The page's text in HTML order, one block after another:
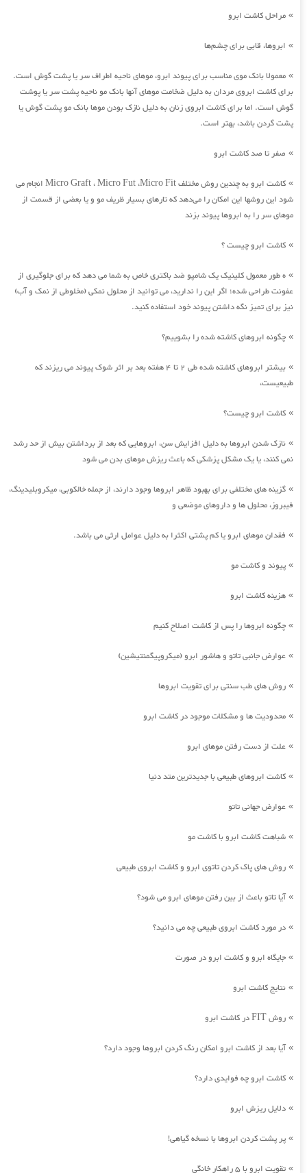
» مراحل کاشت ابرو
» ابروها، قابی برای چشم‌ها
» معمولا بانک موی مناسب برای پیوند ابرو، موهای ناحیه اطراف سر یا پشت گوش است.
برای کاشت ابروی مردان به دلیل ضخامت موهای آنها بانک مو ناحیه پشت سر یا پوشت
گوش است. اما برای کاشت ابروی زنان به دلیل نازک بودن موها بانک مو پشت گوش یا
پشت گردن باشد، بهتر است.
» صفر تا صد کاشت ابرو
»
کاشت ابرو به چندین روش مختلف Micro Graft ، Micro Fut ،Micro Fit انجام می
شود این روشها این امکان را می‌دهد که تارهای بسیار ظریف مو و یا بعضی از قسمت از
موهای سر را به ابروها پیوند بزند
» کاشت ابرو چیست ؟
» ه طور معمول کلینیک یک شامپو ضد باکتری خاص به شما می دهد که برای جلوگیری از
عفونت طراحی شده؛ اگر این را ندارید، می توانید از محلول نمکی (مخلوطی از نمک و آب)
نیز برای تمیز نگه داشتن پیوند خود استفاده کنید.
» چگونه ابروهای کاشته شده را بشوییم؟
»
بیشتر ابروهای کاشته شده طی 2 تا 4 هفته بعد بر اثر شوک پیوند می ریزند که
طبیعیست،
» کاشت ابرو چیست؟
» نازک شدن ابروها به دلیل افزایش سن، ابروهایی که بعد از برداشتن بیش از حد رشد
نمی کنند، یا یک مشکل پزشکی که باعث ریزش موهای بدن می شود
» گزینه های مختلفی برای بهبود ظاهر ابروها وجود دارند، از جمله خالکوبی، میکروبلیدینگ،
فیبروز، محلول ها و داروهای موضعی و
» فقدان موهای ابرو یا کم پشتی اکثرا به دلیل عوامل ارثی می باشد.
» پیوند و کاشت مو
» هزینه کاشت ابرو
» چگونه ابروها را پس از کاشت اصلاح کنیم
» عوارض جانبی تاتو و هاشور ابرو (میکروپیگمنتیشین)
» روش های طب سنتی برای تقویت ابروها
» محدودیت ها و مشکلات موجود در کاشت ابرو
» علت از دست رفتن موهای ابرو
» کاشت ابروهای طبیعی با جدیدترین متد دنیا
» عوارض جهانی تاتو
» شباهت کاشت ابرو با کاشت مو
» روش های پاک کردن تاتوی ابرو و کاشت ابروی طبیعی
»آیا تاتو باعث از بین رفتن موهای ابرو می شود؟
» در مورد کاشت ابروی طبیعی چه می دانید؟
» جایگاه ابرو و کاشت ابرو در صورت
» نتایج کاشت ابرو
» روش FIT در کاشت ابرو
»آیا بعد از کاشت ابرو امکان رنگ کردن ابروها وجود دارد؟
» کاشت ابرو چه فوایدی دارد؟
» دلایل ریزش ابرو
» پر پشت کردن ابروها با نسخه گیاهی!
» تقویت ابرو با 5 راهکار خانگی